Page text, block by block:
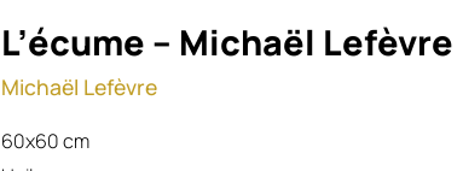
L’écume – Michaël Lefèvre
Michaël Lefèvre
60x60 cm